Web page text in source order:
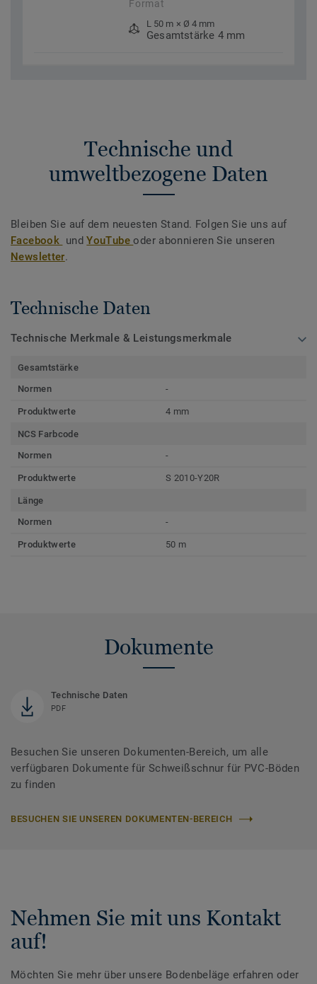
Format
L 50 m × Ø 4 mm
Gesamtstärke 4 mm
Technische und
umweltbezogene Daten
Bleiben Sie auf dem neuesten Stand. Folgen Sie uns auf
Facebook undYouTubeoder abonnieren Sie unseren
Newsletter.
Technische Daten
Technische Merkmale & Leistungsmerkmale
Gesamtstärke
Normen
-
Produktwerte 4 mm
NCS Farbcode
Normen
-
Produktwerte S 2010-Y20R
Länge
Normen
-
Produktwerte 50 m
Dokumente
Technische Daten
PDF
Besuchen Sie unseren Dokumenten-Bereich, um alle
verfügbaren Dokumente für Schweißschnur für PVC-Böden
zu finden
BESUCHEN SIE UNSEREN DOKUMENTEN-BEREICH
Nehmen Sie mit uns Kontakt
auf!
Möchten Sie mehr über unsere Bodenbeläge erfahren oder